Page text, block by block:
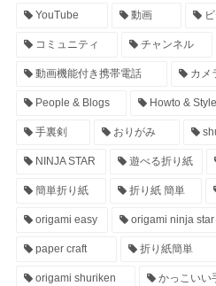
YouTube 動画 ビ
コミュニティ チャンネル
動画機能付き携帯電話 カメ
People & Blogs Howto & Style
手裏剣 おりがみ
NINJA STAR 遊べる折り紙
簡単折り紙 折り紙 簡単
origami easy origami ninja star
paper craft 折り紙簡単
origami shuriken かっこいい